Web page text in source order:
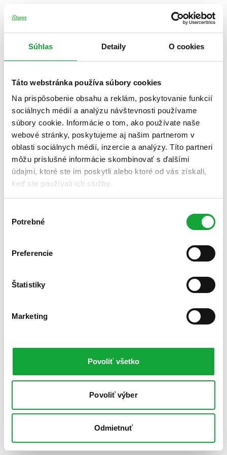
Súhlas Detaily O cookies
Táto webstránka používa súbory cookies
Na prispôsobenie obsahu a reklám, poskytovanie funkcií
sociálnych médií a analýzu návštevnosti používame
súbory cookie. Informácie o tom, ako používate naše
webové stránky, poskytujeme aj našim partnerom v
oblasti sociálnych médií, inzercie a analýzy. Títo partneri
môžu príslušné informácie skombinovať s ďalšími
údajmi, ktoré ste im poskytli alebo ktoré od vás získali,
keď ste používali ich služby.
súhlasu
Potrebné
Preferencie
Štatistiky
Marketing
Povoliť všetko
Povoliť výber
Odmietnuť